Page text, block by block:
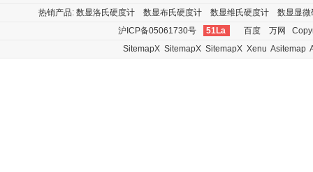
热销产品: 数显洛氏硬度计 数显布氏硬度计 数显维氏硬度计
数显显微
沪ICP备05061730号
51La 百度 万网
SitemapX SitemapX SitemapX Xenu Asitemap